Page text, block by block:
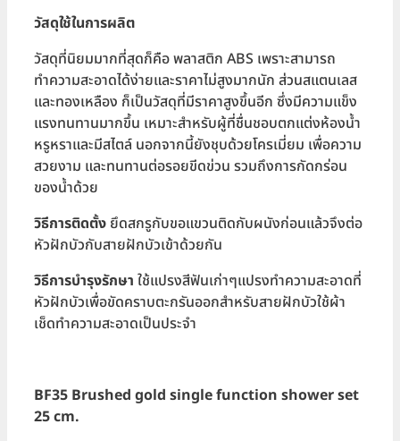
วัสดุใช้ในการผลิต
วัสดุที่นิยมมากที่สุดก็คือ พลาสติก ABS เพราะสามารถ
ทำความสะอาดได้ง่ายและราคาไม่สูงมากนัก ส่วนสแตนเลส
และทองเหลือง ก็เป็นวัสดุที่มีราคาสูงขึ้นอีก ซึ่งมีความแข็ง
แรงทนทานมากขึ้น เหมาะสำหรับผู้ที่ชื่นชอบตกแต่งห้องน้ำ
หรูหราและมีสไตล์ นอกจากนี้ยังชุบด้วยโครเมี่ยม เพื่อความ
สวยงาม และทนทานต่อรอยขีดข่วน รวมถึงการกัดกร่อน
ของน้ำด้วย
วิธีการติดตั้ง ยึดสกรูกับขอแขวนติดกับผนังก่อนแล้วจึงต่อ
หัวฝักบัวกับสายฝักบัวเข้าด้วยกัน
วิธีการบำรุงรักษา ใช้แปรงสีฟันเก่าๆแปรงทำความสะอาดที่
หัวฝักบัวเพื่อขัดคราบตะกรันออกสำหรับสายฝักบัวใช้ผ้า
เช็ดทำความสะอาดเป็นประจำ
BF35 Brushed gold single function shower set
25 cm.